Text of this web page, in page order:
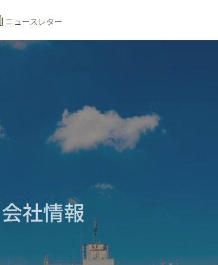
ニュースレター
会社情報